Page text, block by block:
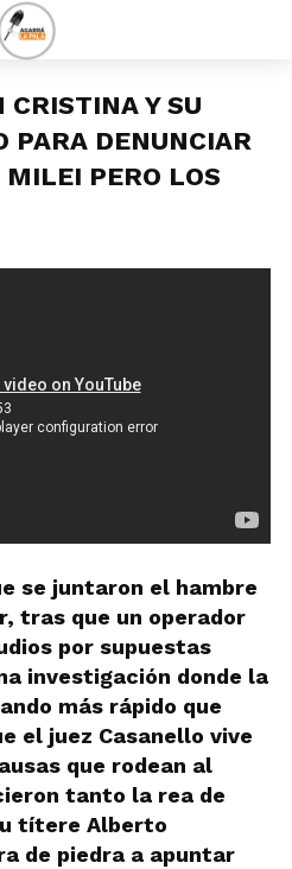
CRISTINA Y SU
PARA DENUNCIAR
MILEI PERO LOS
se juntaron el hambre
tras que un operador
por supuestas
investigación donde la
más rápido que
el juez Casanello vive
que rodean al
tanto la rea de
títere Alberto
de piedra a apuntar